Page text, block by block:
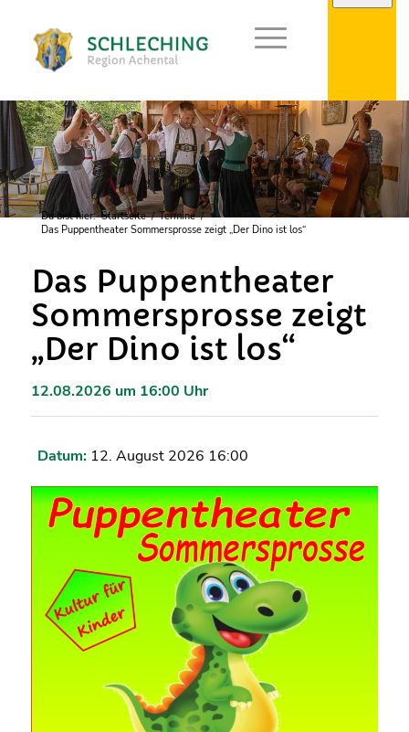
Du bist hier: Startseite / Termine /
Das Puppentheater Sommersprosse zeigt „Der Dino ist los“
Das Puppentheater
Sommersprosse zeigt
„Der Dino ist los“
12.08.2026 um 16:00 Uhr
Datum: 12. August 2026 16:00